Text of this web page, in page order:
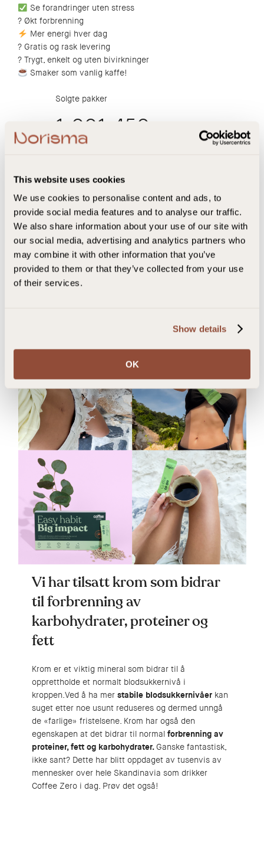
This website uses cookies
We use cookies to personalise content and ads, to
provide social media features and to analyse our traffic.
We also share information about your use of our site with
our social media, advertising and analytics partners who
may combine it with other information that you’ve
provided to them or that they’ve collected from your use
of their services.
Show details
OK
Se forandringer uten stress
? Økt forbrenning
Mer energi hver dag
? Gratis og rask levering
? Trygt, enkelt og uten bivirkninger
Smaker som vanlig kaffe!
Solgte pakker
1,001,450
Har brukt coffe Zero i mange år og den…
Har brukt coffe Zero i mange år og den er veldig bra
Anbefales
Vibeke O. Bekreftet bruker
Vi har tilsatt krom som bidrar
til forbrenning av
karbohydrater, proteiner og
fett
Krom er et viktig mineral som bidrar til å
opprettholde et normalt blodsukkernivå i
kroppen.Ved å ha merstabile blodsukkernivåer kan
suget etter noe usunt reduseres og dermed unngå
de «farlige» fristelsene. Krom har også den
egenskapen at det bidrar til normalforbrenning av
proteiner, fett og karbohydrater.Ganske fantastisk,
ikke sant? Dette har blitt oppdaget av tusenvis av
mennesker over hele Skandinavia som drikker
Coffee Zero i dag. Prøv det også!